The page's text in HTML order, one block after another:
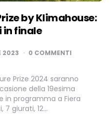
by Klimahouse:
finale
2023 0 COMMENTI
Prize 2024 saranno
della 19esima
in programma a Fiera
7 giurati, 12…